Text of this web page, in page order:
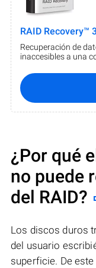
RAID Recovery™
Recuperación de
inaccesibles a una
¿Por qué
no puede
del RAID?
Los discos duros
del usuario
superficie. De